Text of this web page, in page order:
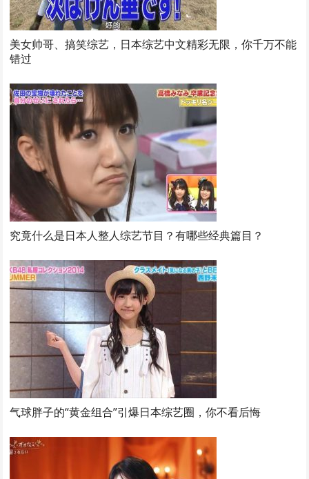
美女帅哥、搞笑综艺，日本综艺中文精彩无限，你千万不能
错过
究竟什么是日本人整人综艺节目？有哪些经典篇目？
气球胖子的“黄金组合”引爆日本综艺圈，你不看后悔